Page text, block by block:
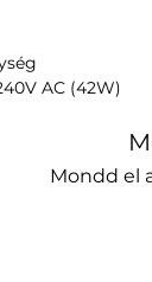
AC (42W)
Mondd el